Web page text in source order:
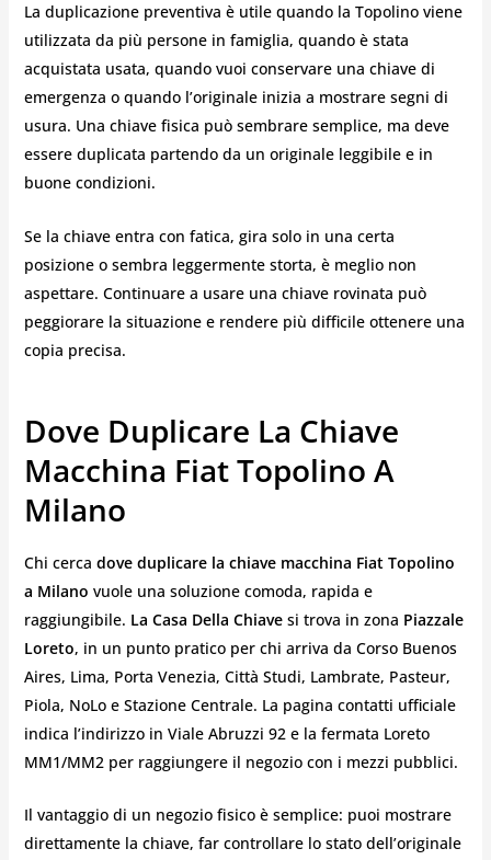
La duplicazione preventiva è utile quando la Topolino viene
utilizzata da più persone in famiglia, quando è stata
acquistata usata, quando vuoi conservare una chiave di
emergenza o quando l’originale inizia a mostrare segni di
usura. Una chiave fisica può sembrare semplice, ma deve
essere duplicata partendo da un originale leggibile e in
buone condizioni.
Se la chiave entra con fatica, gira solo in una certa
posizione o sembra leggermente storta, è meglio non
aspettare. Continuare a usare una chiave rovinata può
peggiorare la situazione e rendere più difficile ottenere una
copia precisa.
Dove Duplicare La Chiave
Macchina Fiat Topolino A
Milano
Chi cerca dove duplicare la chiave macchina Fiat Topolino
a Milano vuole una soluzione comoda, rapida e
raggiungibile. La Casa Della Chiavesi trova in zona Piazzale
Loreto, in un punto pratico per chi arriva da Corso Buenos
Aires, Lima, Porta Venezia, Città Studi, Lambrate, Pasteur,
Piola, NoLo e Stazione Centrale. La pagina contatti ufficiale
indica l’indirizzo in Viale Abruzzi 92 e la fermata Loreto
MM1/MM2 per raggiungere il negozio con i mezzi pubblici.
Il vantaggio di un negozio fisico è semplice: puoi mostrare
direttamente la chiave, far controllare lo stato dell’originale